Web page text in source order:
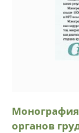
органов